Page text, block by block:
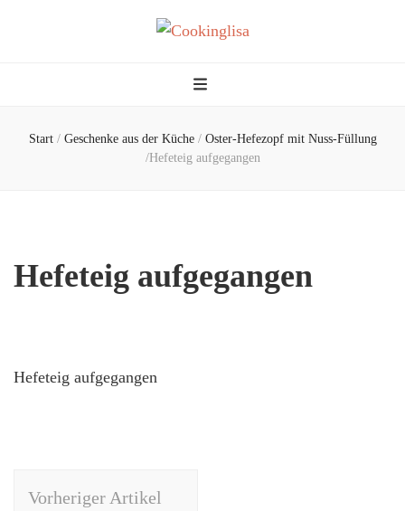
Cookinglisa
Start / Geschenke aus der Küche / Oster-Hefezopf mit Nuss-Füllung
/Hefeteig aufgegangen
Hefeteig aufgegangen
Hefeteig aufgegangen
Vorheriger Artikel